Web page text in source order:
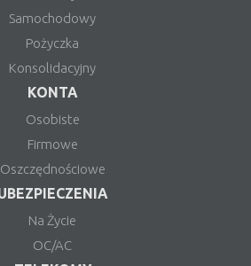
Samochodowy
Pożyczka
Konsolidacyjny
KONTA
Osobiste
Firmowe
Oszczędnościowe
Na Życie
OC/AC